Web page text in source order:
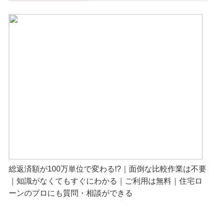
総返済額が100万単位で変わる!?｜面倒な比較作業は不要
｜知識がなくてもすぐにわかる｜ご利用は無料｜住宅ロ
ーンのプロにも質問・相談ができる